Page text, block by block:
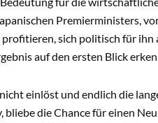
Premierministers,
sich politisch für ihn
auf den ersten Blick
einlöst und endlich die
die Chance für einen